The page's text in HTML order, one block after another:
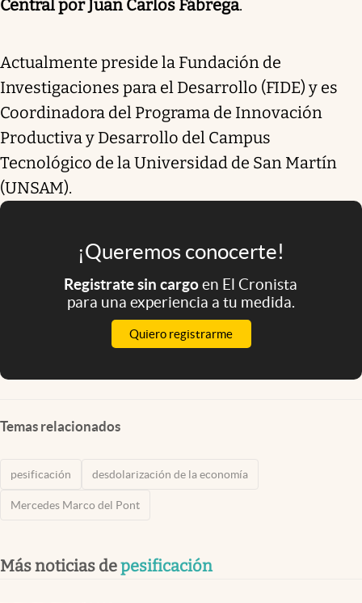
Central por Juan Carlos Fábrega.
Actualmente preside la Fundación de
Investigaciones para el Desarrollo (FIDE) y es
Coordinadora del Programa de Innovación
Productiva y Desarrollo del Campus
Tecnológico de la Universidad de San Martín
(UNSAM).
¡Queremos conocerte!
Registrate sin cargoen El Cronista
para una experiencia a tu medida.
Quiero registrarme
Temas relacionados
pesificación desdolarización de la economía
Mercedes Marco del Pont
Más noticias depesificación